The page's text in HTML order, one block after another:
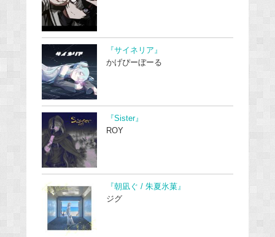
『サイネリア』
かげぴーぼーる
『Sister』
ROY
『朝凪ぐ / 朱夏氷菓』
ジグ